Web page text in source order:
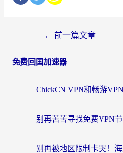
← 前一篇文章
免费回国加速器